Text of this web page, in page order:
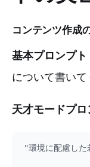
コンテンツ作成
基本プロンプト
について書いて
天才モードプロ
"環境に配慮した